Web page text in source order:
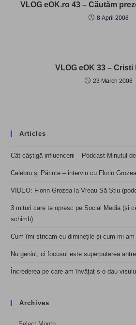
VLOG eOK.ro 43 – Căutăm
8 April 2008
VLOG eOK 33 – Cristi
23 March 2008
Articles
Cât câștigă influencerii – Podcast Minutul
Celebru și Părinte – interviu cu Florin
VIDEO: Florin Grozea la Vreau Să Știu
3 mituri care te opresc pe Social Media (și
schimb)
Cum îmi stricam eu diminețile și cum mi-
Nu geniul, ci focusul este superputerea
Încrederea pe care am învățat s-o dau
Archives
Archives